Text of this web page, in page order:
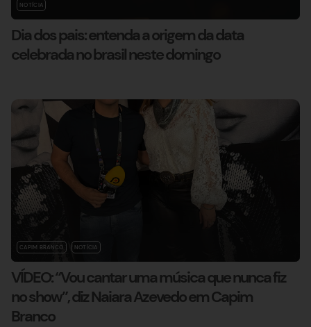
NOTÍCIA
Dia dos pais: entenda a origem da data
celebrada no brasil neste domingo
CAPIM BRANCO NOTÍCIA
VÍDEO: “Vou cantar uma música que nunca fiz
no show”, diz Naiara Azevedo em Capim
Branco